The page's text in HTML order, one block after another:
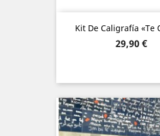
Kit De Caligrafía «Te
Precio
29,90 €